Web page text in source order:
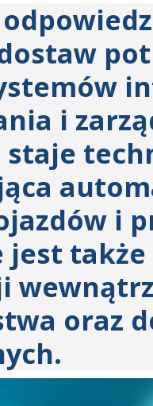
i
i
jest
oraz